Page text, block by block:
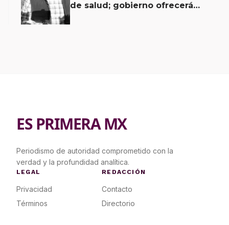
de salud; gobierno ofrecerá
ES PRIMERA MX
Periodismo de autoridad comprometido con la
verdad y la profundidad analítica.
LEGAL
Privacidad
Términos
REDACCIÓN
Contacto
Directorio